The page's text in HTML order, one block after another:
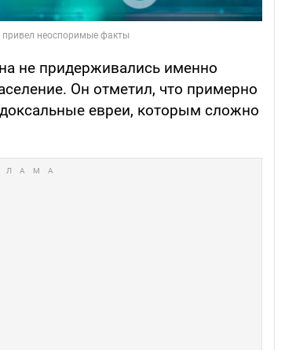
не придерживались именно
Он отметил, что примерно
евреи, которым сложно